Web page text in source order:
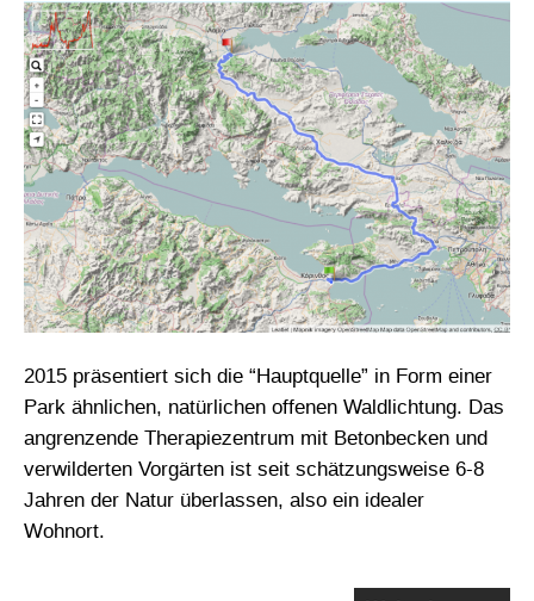
2015 präsentiert sich die “Hauptquelle” in Form einer
Park ähnlichen, natürlichen offenen Waldlichtung. Das
angrenzende Therapiezentrum mit Betonbecken und
verwilderten Vorgärten ist seit schätzungsweise 6-8
Jahren der Natur überlassen, also ein idealer
Wohnort.